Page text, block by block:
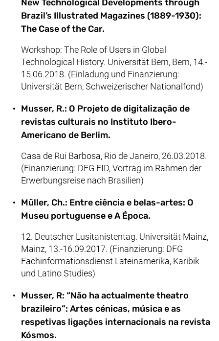
New Technological Developments through
Brazil’s Illustrated Magazines (1889-1930):
The Case of the Car.
Workshop: The Role of Users in Global
Technological History. Universität Bern, Bern, 14.-
15.06.2018. (Einladung und Finanzierung:
Universität Bern, Schweizerischer Nationalfond)
Musser, R.: O Projeto de digitalização de
revistas culturais no Instituto Ibero-
Americano de Berlim.
Casa de Rui Barbosa, Rio de Janeiro, 26.03.2018.
(Finanzierung: DFG FID, Vortrag im Rahmen der
Erwerbungsreise nach Brasilien)
Müller, Ch.: Entre ciência e belas-artes: O
Museu portuguense e A Época.
12. Deutscher Lusitanistentag. Universität Mainz,
Mainz, 13.-16.09.2017. (Finanzierung: DFG
Fachinformationsdienst Lateinamerika, Karibik
und Latino Studies)
Musser, R: “Não ha actualmente theatro
brazileiro”: Artes cénicas, música e as
respetivas ligações internacionais na revista
Kósmos.